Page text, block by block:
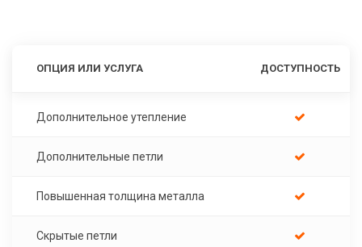
ОПЦИЯ ИЛИ УСЛУГА ДОСТУПНОСТЬ
Дополнительное утепление
Дополнительные петли
Повышенная толщина металла
Скрытые петли